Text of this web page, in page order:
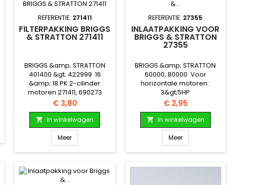
REFERENTIE: 271411
FILTERPAKKING BRIGGS
& STRATTON 271411
BRIGGS &amp; STRATTON
401400 &gt; 422999 16
&amp; 18 PK 2-cilinder
motoren 271411, 690273
Prijs
€ 3,80
 In winkelwagen
Meer
REFERENTIE: 27355
INLAATPAKKING VOOR
BRIGGS & STRATTON
27355
BRIGGS &amp; STRATTON
60000, 80000 Voor
horizontale motoren :
3&gt;5HP
Prijs
€ 2,95
 In winkelwagen
Meer